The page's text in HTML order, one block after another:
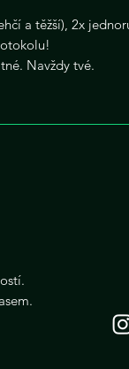
a těžší), 2x
Navždy tvé.